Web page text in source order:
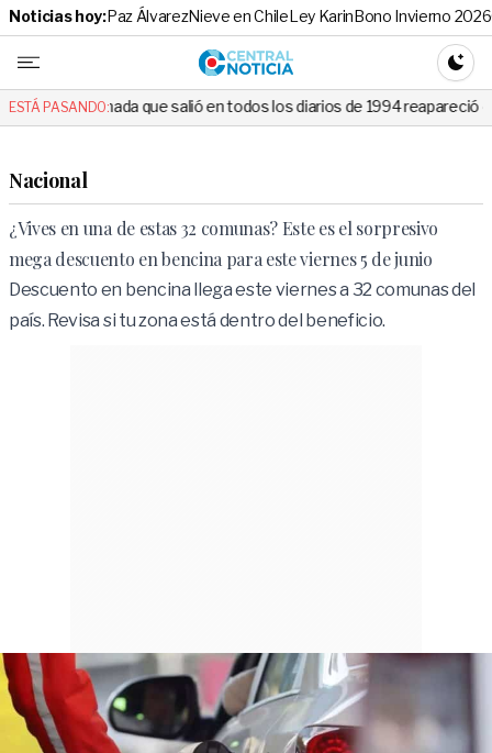
Noticias hoy:Paz ÁlvarezNieve en ChileLey KarinBono Invierno 2026
Central
ESTÁ PASANDO:
que salió en todos los diarios de 1994 reapareció e hizo llorar a
Nacional
¿Vives en una de estas 32 comunas? Este es el sorpresivo
mega descuento en bencina para este viernes 5 de junio
Descuento en bencina llega este viernes a 32 comunas del
país. Revisa si tu zona está dentro del beneficio.